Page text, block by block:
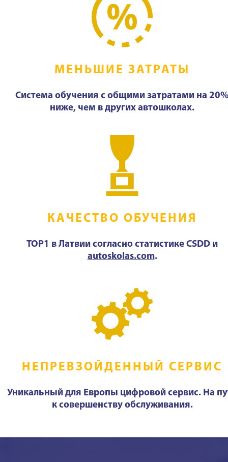
МЕНЬШИЕ ЗАТРАТЫ
Система обучения с общими затратами на
ниже, чем в других автошколах.
КАЧЕСТВО ОБУЧЕНИЯ
TOP1 в Латвии согласно статистике CSDD и
autoskolas.com.
НЕПРЕВЗОЙДЕННЫЙ СЕРВИС
Уникальный для Европы цифровой сервис. На
к совершенству обслуживания.